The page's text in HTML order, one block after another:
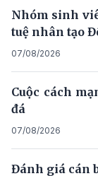
Nhóm sinh
tuệ nhân tạo
07/08/2026
Cuộc cách
đá
07/08/2026
Đánh giá cán